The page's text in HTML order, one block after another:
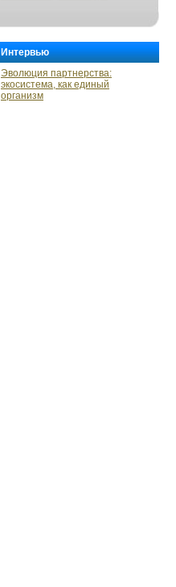
Интервью
Эволюция партнерства:
экосистема, как единый
организм